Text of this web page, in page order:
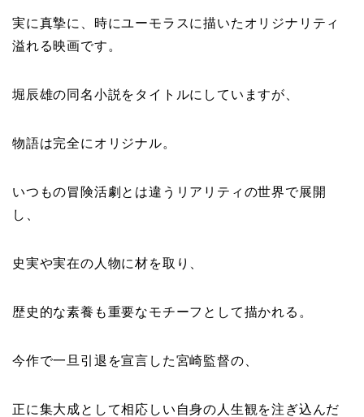
実に真摯に、時にユーモラスに描いたオリジナリティ
溢れる映画です。
堀辰雄の同名小説をタイトルにしていますが、
物語は完全にオリジナル。
いつもの冒険活劇とは違うリアリティの世界で展開
し、
史実や実在の人物に材を取り、
歴史的な素養も重要なモチーフとして描かれる。
今作で一旦引退を宣言した宮崎監督の、
正に集大成として相応しい自身の人生観を注ぎ込んだ